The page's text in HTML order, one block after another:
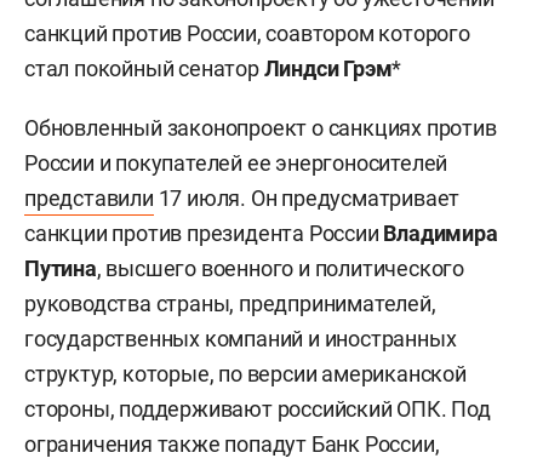
санкций против России, соавтором которого
стал покойный сенаторЛиндси Грэм*
Обновленный законопроект о санкциях против
России и покупателей ее энергоносителей
представили 17 июля. Он предусматривает
санкции против президента России Владимира
Путина, высшего военного и политического
руководства страны, предпринимателей,
государственных компаний и иностранных
структур, которые, по версии американской
стороны, поддерживают российский ОПК. Под
ограничения также попадут Банк России,